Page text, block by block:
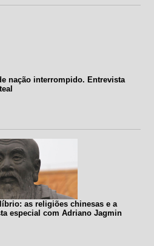
nação interrompido. Entrevista
as religiões chinesas e a
especial com Adriano Jagmin